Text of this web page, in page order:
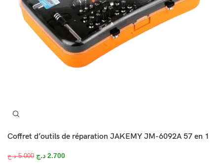
Coffret d’outils de réparation JAKEMY JM-6092A 57 en 1
5.000 د.ج 2.700 د.ج